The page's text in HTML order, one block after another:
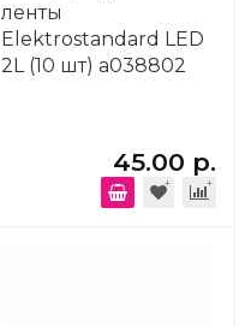
ленты
Elektrostandard LED
2L (10 шт) a038802
45.00 р.